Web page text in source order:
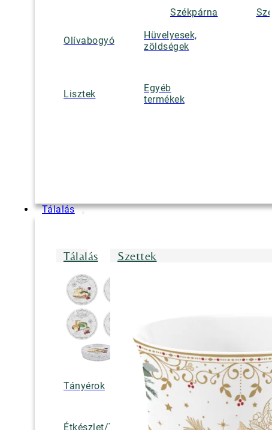
Olívabogyó
Hüvelyesek,
zöldségek
Lisztek
Egyéb
termékek
Székpárna
Tálalás
Tálalás
Tányérok Tálak/Tálcák/
Étkészlet/Tányérkészlet Bögrék
Szettek